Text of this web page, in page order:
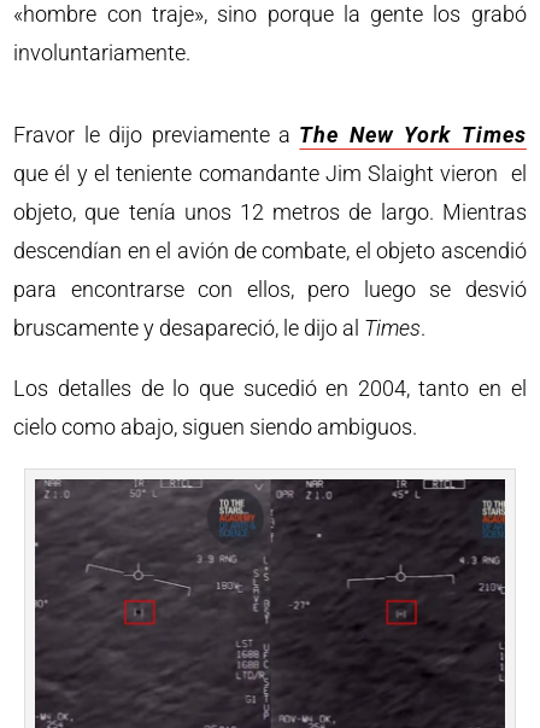
«hombre con traje», sino porque la gente los grabó
involuntariamente.
Fravor le dijo previamente a The New York Times
que él y el teniente comandante Jim Slaight vieron el
objeto, que tenía unos 12 metros de largo. Mientras
descendían en el avión de combate, el objeto ascendió
para encontrarse con ellos, pero luego se desvió
bruscamente y desapareció, le dijo al Times.
Los detalles de lo que sucedió en 2004, tanto en el
cielo como abajo, siguen siendo ambiguos.